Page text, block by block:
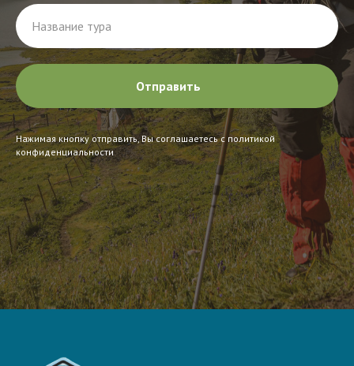
Название тура
Отправить
Нажимая кнопку отправить, Вы соглашаетесь с политикой
конфиденциальности